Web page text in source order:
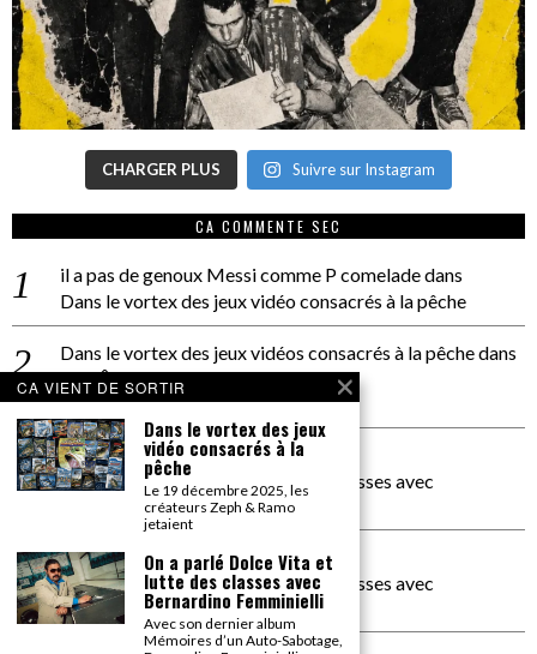
CHARGER PLUS Suivre sur Instagram
CA COMMENTE SEC
il a pas de genoux Messi comme P comeladedans
Dans le vortex des jeux vidéo consacrés à la pêche
Dans le vortex des jeux vidéos consacrés à la pêchedans
PACÔME THIELLEMENT
La séance d’Hip Gnose
La Patrie
dans
On a parlé Dolce Vita et lutte des classes avec
Bernardino Femminielli
carte noire negra à l'o tiededans
On a parlé Dolce Vita et lutte des classes avec
Bernardino Femminielli
CA VIENT DE SORTIR
Dans le vortex des jeux
vidéo consacrés à la
pêche
Le 19 décembre 2025, les
créateurs Zeph & Ramo
jetaient
On a parlé Dolce Vita et
lutte des classes avec
Bernardino Femminielli
Avec son dernier album
Mémoires d’un Auto-Sabotage,